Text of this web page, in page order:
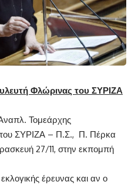
Φλώρινας του ΣΥΡΙΖΑ
Τομεάρχης
του ΣΥΡΙΖΑ – Π.Σ., Π. Πέρκα
27/11, στην εκπομπή
έρευνας και αν ο